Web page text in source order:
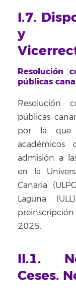
I.7.
y
Resolución
públicas
Resolución
públicas
por la que
admisión a
en la
Canaria
Laguna
2025.
II.1.
Ceses.